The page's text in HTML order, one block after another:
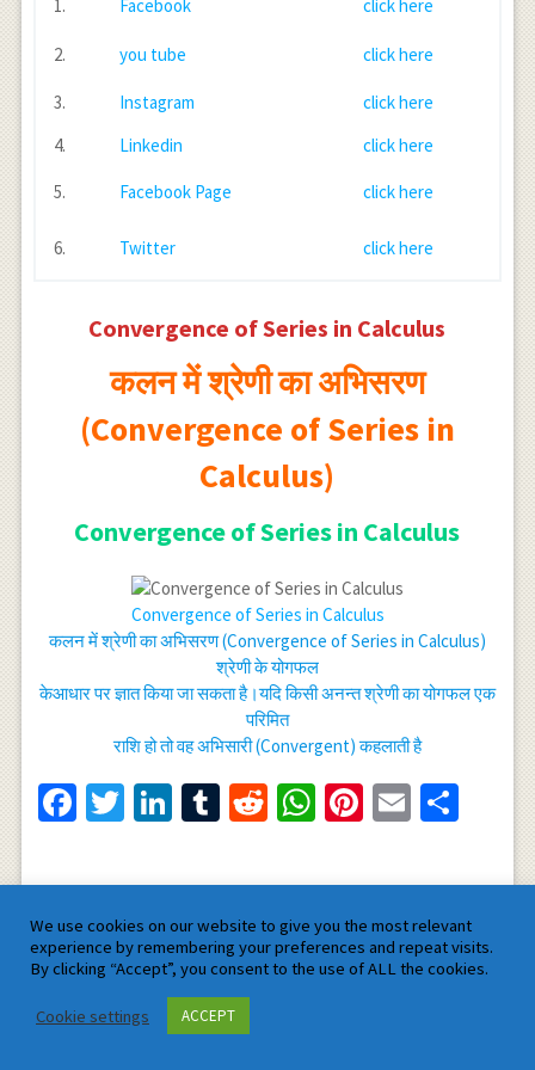
p}>\frac{1}
{2}+\frac{1}
1. Facebook click here
2. you tube click here
3. Instagram
click here
4.
Linkedin click here
5. Facebook Page click here
6. Twitter click here
Convergence of Series in Calculus
कलन में श्रेणी का अभिसरण
(Convergence of Series in
Calculus)
Convergence of Series in Calculus
Convergence of Series in Calculus
कलन में श्रेणी का अभिसरण (Convergence of Series in Calculus)
श्रेणी के योगफल
केआधार पर ज्ञात किया जा सकता है।यदि किसी अनन्त श्रेणी का योगफल एक
परिमित
राशि हो तो वह अभिसारी (Convergent) कहलाती है
Facebook
Twitter
LinkedIn
Tumblr
RedditWhatsApp
Pinterest
Email
We use cookies on our website to give you the most relevant
experience by remembering your preferences and repeat visits.
By clicking “Accept”, you consent to the use of ALL the cookies.
Cookie settings ACCEPT